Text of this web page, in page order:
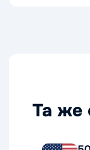
Та же